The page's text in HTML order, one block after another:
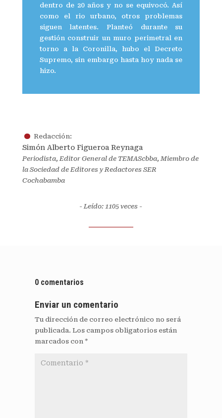
dentro de 20 años y no se equivocó. Así
como el rio urbano, otros problemas
siguen latentes. Planteó durante su
gestión construir un muro perimetral en
torno a la Coronilla, hubo el Decreto
Supremo, sin embargo hasta hoy nada se
hizo.
. Redacción:
Simón Alberto Figueroa Reynaga
Periodista, Editor General de TEMAScbba, Miembro de
la Sociedad de Editores y Redactores SER
Cochabamba
- Leído: 1105 veces -
0 comentarios
Enviar un comentario
Tu dirección de correo electrónico no será
publicada. Los campos obligatorios están
marcados con *